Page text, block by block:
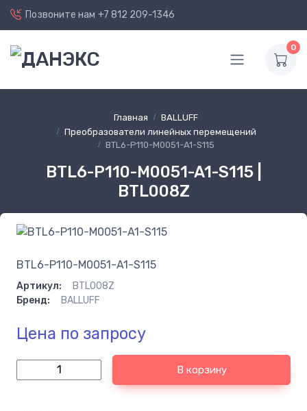
Позвоните нам +7 812 209-1346
0
Главная
BALLUFF
Преобразователи линейных перемещений
BTL6-P110-M0051-A1-S115
BTL6-P110-M0051-A1-S115 |
BTL008Z
BTL6-P110-M0051-A1-S115
Артикул:
BTL008Z
Бренд:
BALLUFF
Цена по запросу
В корзину